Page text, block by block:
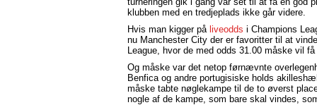
klubben med en tredjeplads ikke går videre.
Hvis man kigger på liveodds i Champions
nu Manchester City der er favoritter til at
League, hvor de med odds 31.00 måske vil
Og måske var det netop førnævnte
Benfica og andre portugisiske holds
måske tabte nøglekampe til de to øverst
nogle af de kampe, som bare skal vindes,